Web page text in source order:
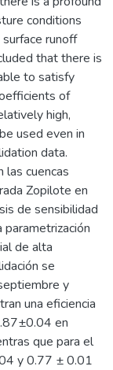
conditions
runoff
that there is
to satisfy
of
high,
used even in
data.
cuencas
Zopilote en
de sensibilidad
de alta
se
y
una eficiencia
en
que para el
y 0.77 ± 0.01